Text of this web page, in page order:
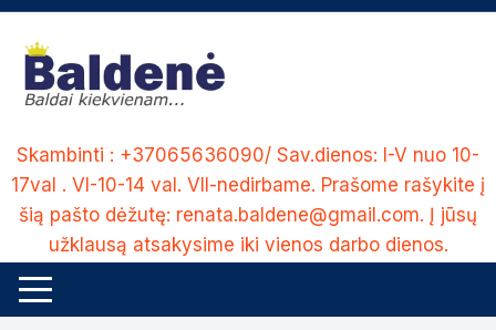
Skip
content
Skambinti : +37065636090/ Sav.dienos: I-V nuo 10-
17val . VI-10-14 val. VII-nedirbame. Prašome rašykite į
šią pašto dėžutę: renata.baldene@gmail.com. Į jūsų
užklausą atsakysime iki vienos darbo dienos.